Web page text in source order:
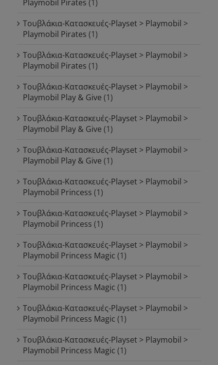
Playmobil Pirates (1)
Τουβλάκια-Κατασκευές-Playset > Playmobil >
Playmobil Pirates (1)
Τουβλάκια-Κατασκευές-Playset > Playmobil >
Playmobil Pirates (1)
Τουβλάκια-Κατασκευές-Playset > Playmobil >
Playmobil Play & Give (1)
Τουβλάκια-Κατασκευές-Playset > Playmobil >
Playmobil Play & Give (1)
Τουβλάκια-Κατασκευές-Playset > Playmobil >
Playmobil Play & Give (1)
Τουβλάκια-Κατασκευές-Playset > Playmobil >
Playmobil Princess (1)
Τουβλάκια-Κατασκευές-Playset > Playmobil >
Playmobil Princess (1)
Τουβλάκια-Κατασκευές-Playset > Playmobil >
Playmobil Princess Magic (1)
Τουβλάκια-Κατασκευές-Playset > Playmobil >
Playmobil Princess Magic (1)
Τουβλάκια-Κατασκευές-Playset > Playmobil >
Playmobil Princess Magic (1)
Τουβλάκια-Κατασκευές-Playset > Playmobil >
Playmobil Princess Magic (1)